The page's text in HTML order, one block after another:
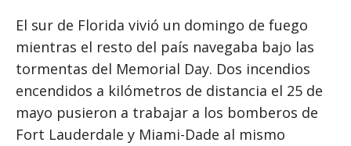
El sur de Florida vivió un domingo de fuego
mientras el resto del país navegaba bajo las
tormentas del Memorial Day. Dos incendios
encendidos a kilómetros de distancia el 25 de
mayo pusieron a trabajar a los bomberos de
Fort Lauderdale y Miami-Dade al mismo